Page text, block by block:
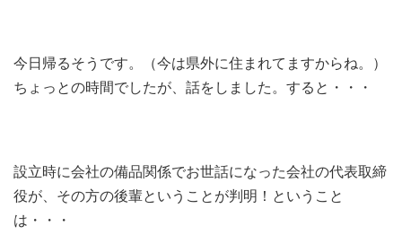
今日帰るそうです。（今は県外に住まれてますからね。）
ちょっとの時間でしたが、話をしました。すると・・・
設立時に会社の備品関係でお世話になった会社の代表取締
役が、その方の後輩ということが判明！ということ
は・・・